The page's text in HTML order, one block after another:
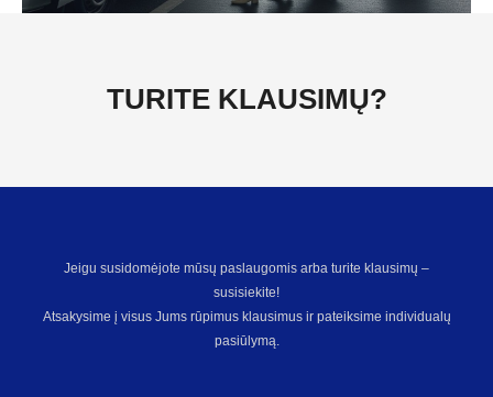
TURITE KLAUSIMŲ?
Jeigu susidomėjote mūsų paslaugomis arba turite klausimų –
susisiekite!
Atsakysime į visus Jums rūpimus klausimus ir pateiksime individualų
pasiūlymą.